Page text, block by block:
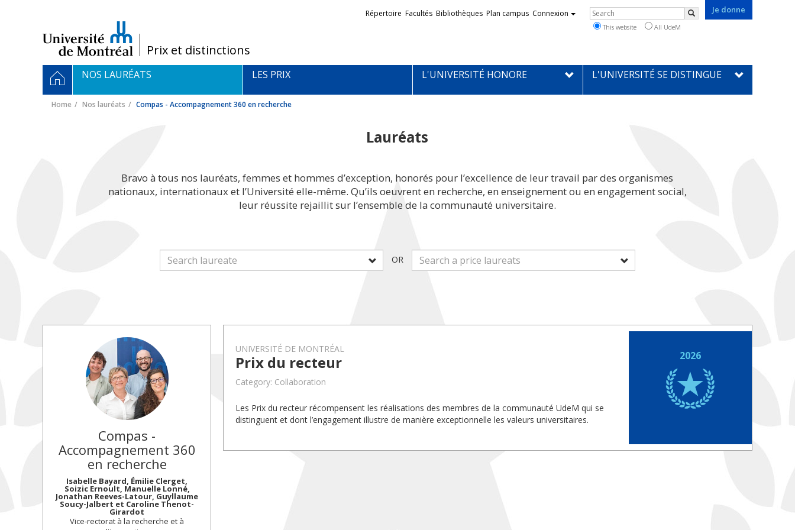
/Prix et distinctions
Je donne
Liens
externes
Répertoire Facultés Bibliothèques Plan campus Connexion Rechercher
Search
This website All UdeM
Navigation
principale
HOMENOS LAURÉATS LES PRIX L'UNIVERSITÉ HONORE L'UNIVERSITÉ SE DISTINGUE
Home Nos lauréats Compas - Accompagnement 360 en recherche
Lauréats
Bravo à tous nos lauréats, femmes et hommes d’exception, honorés pour l’excellence de leur travail par des organismes
nationaux, internationaux et l’Université elle-même. Qu’ils oeuvrent en recherche, en enseignement ou en engagement social,
leur réussite rejaillit sur l’ensemble de la communauté universitaire.
OR
Compas -
Accompagnement 360
en recherche
Isabelle Bayard, Émilie Clerget,
Soizic Ernoult, Manuelle Lonné,
Jonathan Reeves-Latour, Guyllaume
Soucy-Jalbert et Caroline Thenot-
Girardot
Vice-rectorat à la recherche et à
UNIVERSITÉ DE MONTRÉAL
Prix du recteur
Category: Collaboration
Les Prix du recteur récompensent les réalisations des membres de la communauté UdeM qui se
distinguent et dont l’engagement illustre de manière exceptionnelle les valeurs universitaires.
2026